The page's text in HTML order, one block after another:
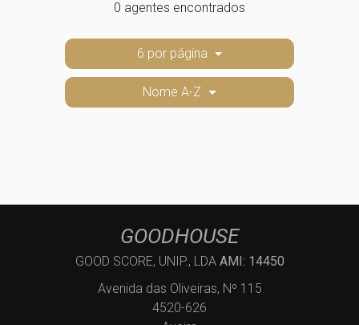
0 agentes encontrados
6 por página
Nome A-Z
GOODHOUSE
GOOD SCORE, UNIP., LDA AMI: 14450
Avenida das Oliveiras, Nº 115
4520-626